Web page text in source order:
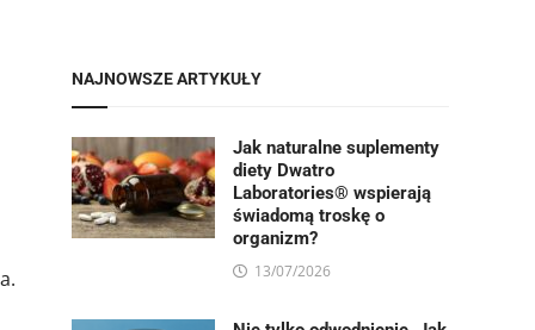
NAJNOWSZE ARTYKUŁY
Jak naturalne suplementy
diety Dwatro
Laboratories® wspierają
świadomą troskę o
organizm?
13/07/2026